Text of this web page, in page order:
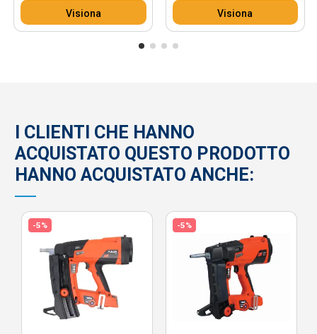
Visiona Visiona
I CLIENTI CHE HANNO
ACQUISTATO QUESTO PRODOTTO
HANNO ACQUISTATO ANCHE:
-5% -5%